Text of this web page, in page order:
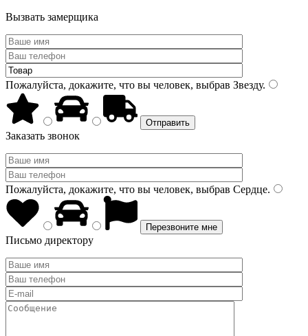
Вызвать замерщика
Пожалуйста, докажите, что вы человек, выбрав Звезду.
Заказать звонок
Пожалуйста, докажите, что вы человек, выбрав Сердце.
Письмо директору